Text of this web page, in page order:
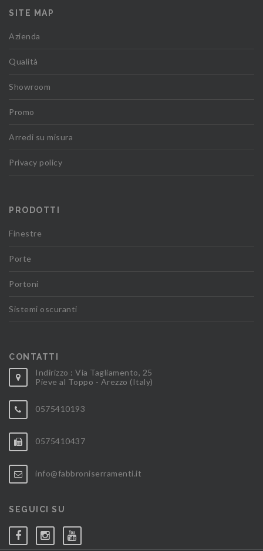
SITE MAP
Azienda
Qualità
Showroom
Promo
Arredi su misura
Privacy policy
PRODOTTI
Finestre
Porte
Portoni
Sistemi oscuranti
CONTATTI
Indirizzo : Via Tagliamento, 25
Pieve al Toppo - Arezzo (Italy)
0575410193
0575410437
info@fabbroniserramenti.it
SEGUICI SU